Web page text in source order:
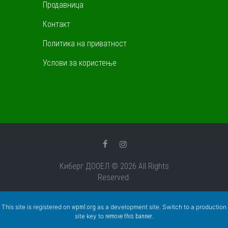
Продавница
Контакт
Политика на приватност
Услови за користење
Киберг ДООЕЛ © 2026 All Rights
Reserved.
This site is registered on wpml.org as a development site. Switch to a production
site key to remove this banner.